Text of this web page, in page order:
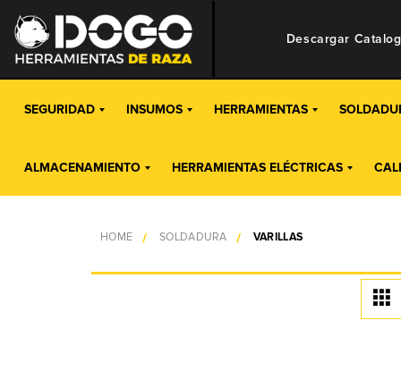
Descargar
SEGURIDAD INSUMOS HERRAMIENTAS
ALMACENAMIENTO HERRAMIENTAS ELÉCTRICAS
HOME SOLDADURA VARILLAS